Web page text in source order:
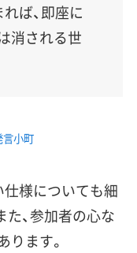
ば、即座に
消される世
言小町
仕様についても細
、参加者の心な
ます。